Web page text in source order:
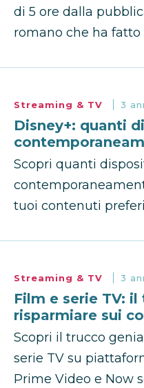
di 5 ore dalla
romano che ha
Streaming & TV 3
Disney+: quanti
Scopri quanti
tuoi contenuti
Streaming & TV 3
Film e serie TV:
risparmiare sui
Scopri il trucco
serie TV su
Prime Video e Now